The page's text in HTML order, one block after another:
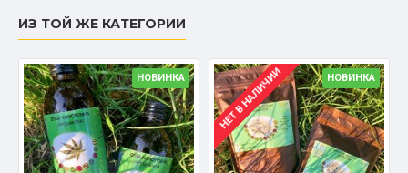
ИЗ ТОЙ ЖЕ КАТЕГОРИИ
НОВИНКА НОВИНКА
НЕТ В НАЛИЧИИ